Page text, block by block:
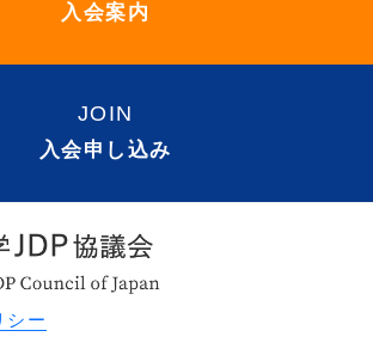
入会案内
JOIN
入会申し込み
シー